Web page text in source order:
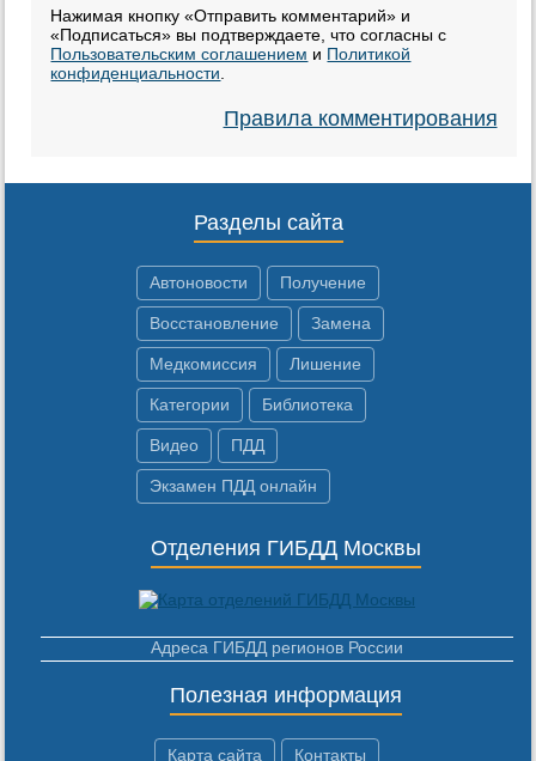
Нажимая кнопку «Отправить комментарий» и
«Подписаться» вы подтверждаете, что согласны с
Пользовательским соглашением и Политикой
конфиденциальности
Правила комментирования
Разделы сайта
Автоновости Получение
Восстановление Замена
Медкомиссия Лишение
Категории Библиотека
Видео ПДД
Экзамен ПДД онлайн
Отделения ГИБДД Москвы
Адреса ГИБДД регионов России
Полезная информация
Карта сайта Контакты